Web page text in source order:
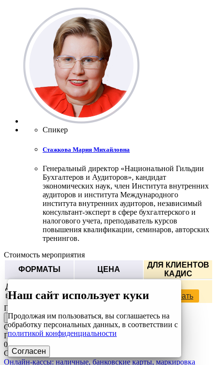
Спикер
Стажкова Мария Михайловна
Генеральный директор «Национальной Гильдии
Бухгалтеров и Аудиторов», кандидат
экономических наук, член Института внутренних
аудиторов и института Международного
института внутренних аудиторов, независимый
консультант-эксперт в сфере бухгалтерского и
налогового учета, преподаватель курсов
повышения квалификации, семинаров, авторских
тренингов.
Стоимость мероприятия
ФОРМАТЫ
ЦЕНА
ДЛЯ КЛИЕНТОВ
КАДИС
Доступ к
видеозаписи
выбрать
выбрать
Поделиться ссылкой на мероприятие
Скопировать
Смотреть также
Последняя видеозапись спикера
06.05.2026 10:00
Стажкова Мария Михайловна
Онлайн-кассы: наличные, банковские карты, маркировка
Наш сайт использует куки
Продолжая им пользоваться, вы соглашаетесь на
обработку персональных данных, в соответствии с
политикой конфиденциальности
Согласен